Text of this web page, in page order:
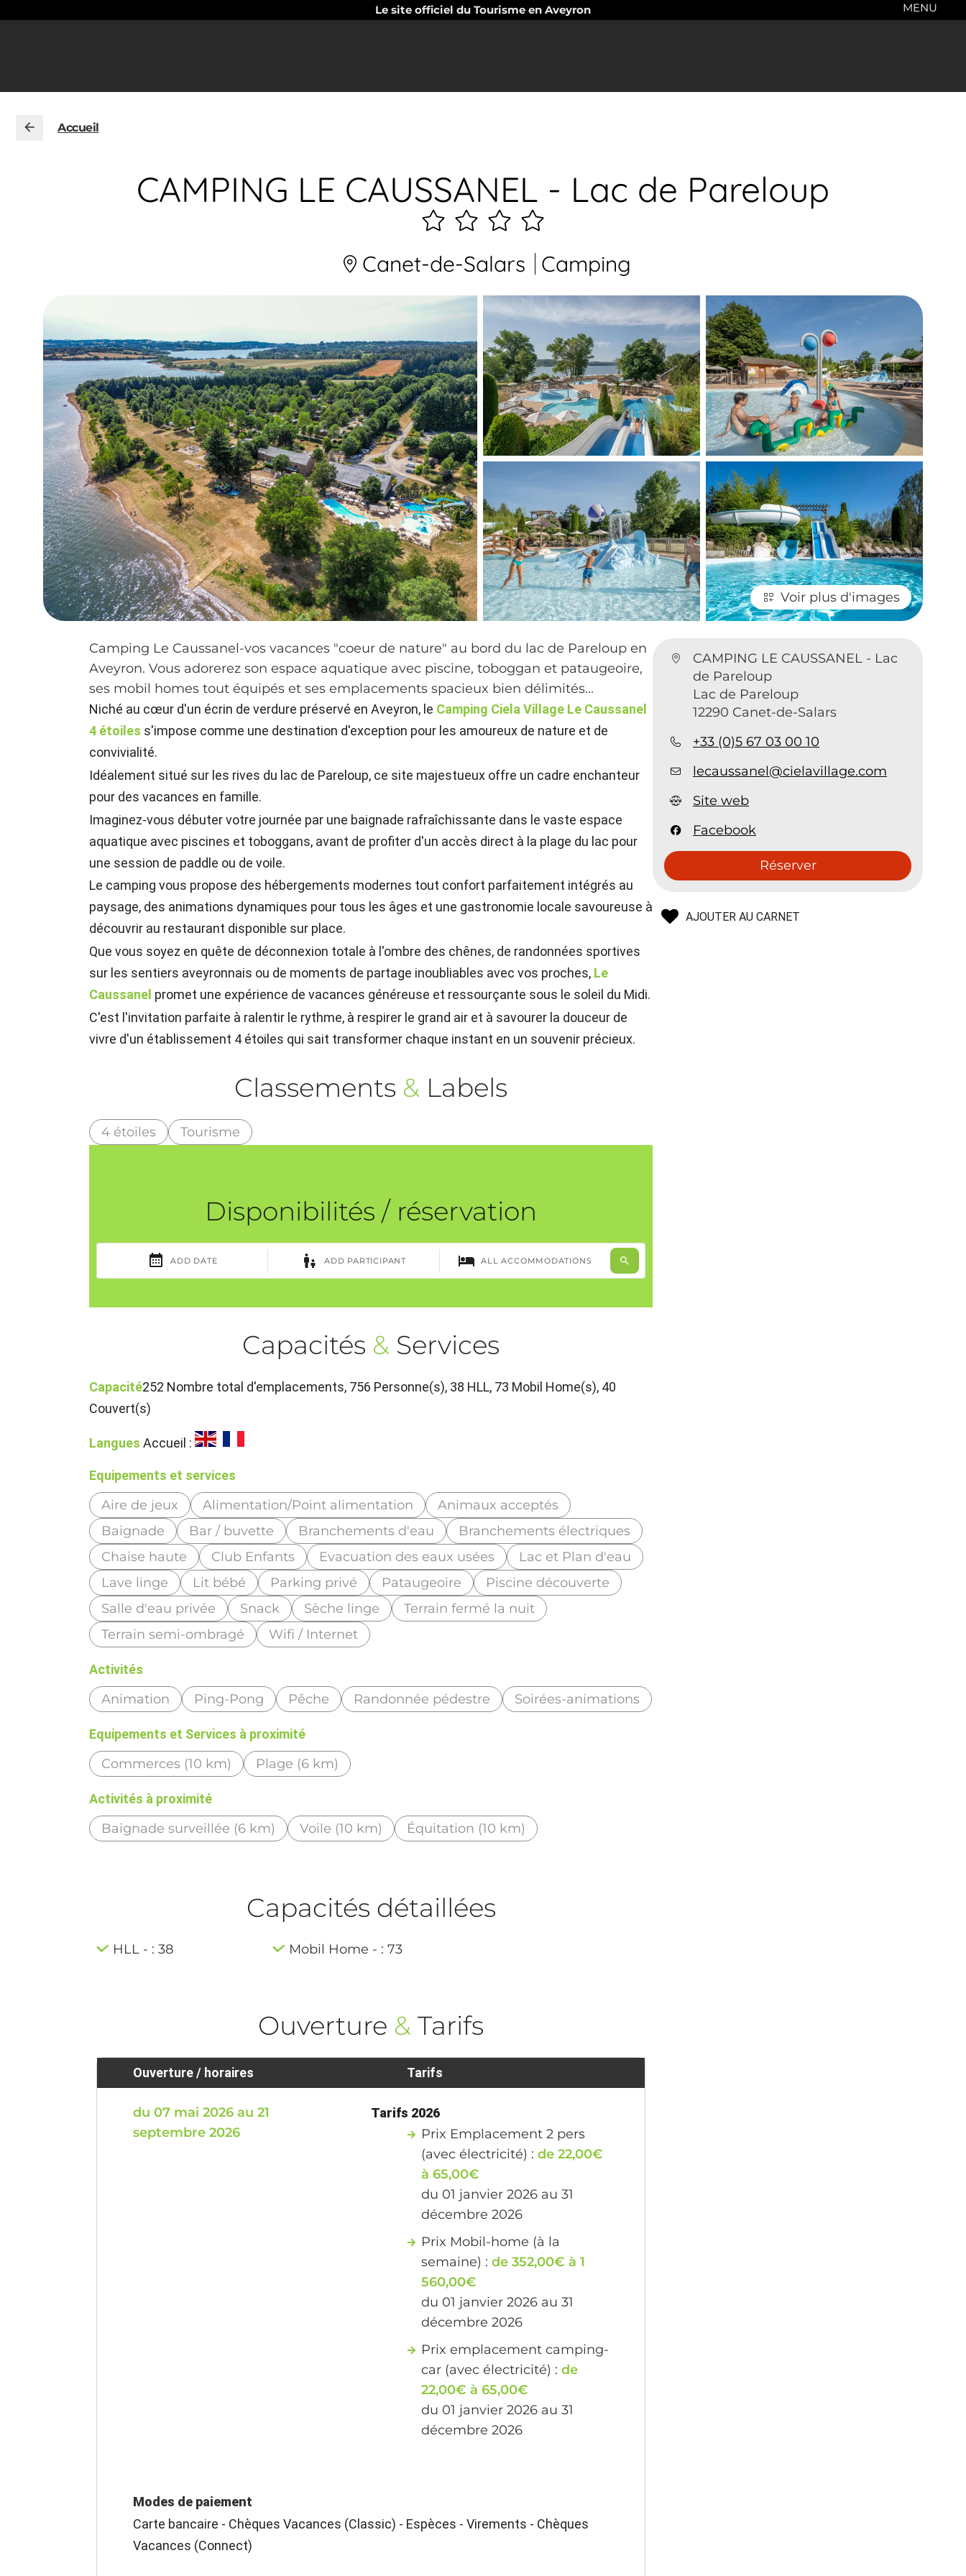
Le site officiel du Tourisme en Aveyron MENU
Accueil
CAMPING LE CAUSSANEL - Lac de Pareloup
4
étoiles
Canet-de-Salars Camping
Voir plus d'images
CAMPING LE CAUSSANEL - Lac
de Pareloup
Lac de Pareloup
12290 Canet-de-Salars
+33 (0)5 67 03 00 10
lecaussanel@cielavillage.com
Site web
Facebook
Réserver
AJOUTER AU CARNET
Camping Le Caussanel-vos vacances "coeur de nature" au bord du lac de Pareloup en
Aveyron. Vous adorerez son espace aquatique avec piscine, toboggan et pataugeoire,
ses mobil homes tout équipés et ses emplacements spacieux bien délimités...
Niché au cœur d'un écrin de verdure préservé en Aveyron, le Camping Ciela Village Le Caussanel
4 étoiles s'impose comme une destination d'exception pour les amoureux de nature et de
convivialité.
Idéalement situé sur les rives du lac de Pareloup, ce site majestueux offre un cadre enchanteur
pour des vacances en famille.
Imaginez-vous débuter votre journée par une baignade rafraîchissante dans le vaste espace
aquatique avec piscines et toboggans, avant de profiter d'un accès direct à la plage du lac pour
une session de paddle ou de voile.
Le camping vous propose des hébergements modernes tout confort parfaitement intégrés au
paysage, des animations dynamiques pour tous les âges et une gastronomie locale savoureuse à
découvrir au restaurant disponible sur place.
Que vous soyez en quête de déconnexion totale à l'ombre des chênes, de randonnées sportives
sur les sentiers aveyronnais ou de moments de partage inoubliables avec vos proches, Le
Caussanel promet une expérience de vacances généreuse et ressourçante sous le soleil du Midi.
C'est l'invitation parfaite à ralentir le rythme, à respirer le grand air et à savourer la douceur de
vivre d'un établissement 4 étoiles qui sait transformer chaque instant en un souvenir précieux.
Classements & Labels
4 étoiles Tourisme
Disponibilités / réservation
Capacités & Services
Capacité252 Nombre total d'emplacements, 756 Personne(s), 38 HLL, 73 Mobil Home(s), 40
Couvert(s)
Langues Accueil :
Equipements et services
Aire de jeux Alimentation/Point alimentation
Animaux acceptés
Baignade
Bar / buvette Branchements d'eau
Branchements électriques
Chaise haute
Club Enfants Evacuation des eaux usées
Lac et Plan d'eau
Lave linge
Lit bébé Parking privé Pataugeoire
Piscine découverte
Salle d'eau privée
Snack Sèche linge
Terrain fermé la nuit
Terrain semi-ombragé
Wifi / Internet
Activités
Animation Ping-Pong Pêche Randonnée pédestre Soirées-animations
Equipements et Services à proximité
Commerces (10 km) Plage (6 km)
Activités à proximité
Baignade surveillée (6 km) Voile (10 km) Équitation (10 km)
Capacités détaillées
HLL - : 38 Mobil Home - : 73
Ouverture & Tarifs
Ouverture / horaires
du 07 mai 2026 au 21
septembre 2026
Tarifs
Tarifs 2026
Prix Emplacement 2 pers
(avec électricité) :de 22,00€
à 65,00€
du 01 janvier 2026 au 31
décembre 2026
Prix Mobil-home (à la
semaine) :de 352,00€ à 1
560,00€
du 01 janvier 2026 au 31
décembre 2026
Prix emplacement camping-
car (avec électricité) :de
22,00€ à 65,00€
du 01 janvier 2026 au 31
décembre 2026
Modes de paiement
Carte bancaire - Chèques Vacances (Classic) - Espèces - Virements - Chèques
Vacances (Connect)